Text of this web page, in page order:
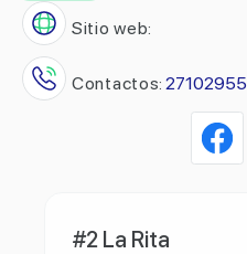
Sitio web:
Contactos: 27102955
#2 La Rita